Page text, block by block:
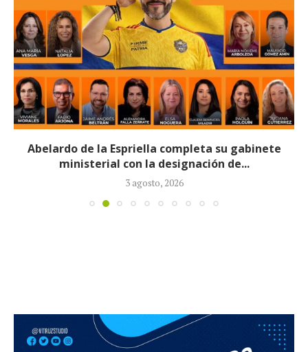
Abelardo de la Espriella completa su gabinete
ministerial con la designación de...
3 agosto, 2026